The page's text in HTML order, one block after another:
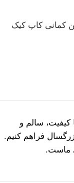
کمانی کاپ کیک
کیفیت، سالم و
فراهم کنیم.
ماست.